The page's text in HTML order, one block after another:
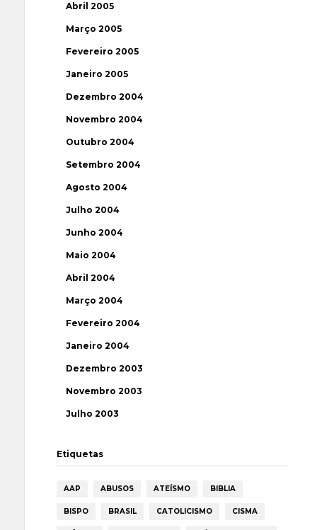
Abril 2005
Março 2005
Fevereiro 2005
Janeiro 2005
Dezembro 2004
Novembro 2004
Outubro 2004
Setembro 2004
Agosto 2004
Julho 2004
Junho 2004
Maio 2004
Abril 2004
Março 2004
Fevereiro 2004
Janeiro 2004
Dezembro 2003
Novembro 2003
Julho 2003
Etiquetas
AAP ABUSOS ATEÍSMO BIBLIA
BISPO BRASIL CATOLICISMO CISMA